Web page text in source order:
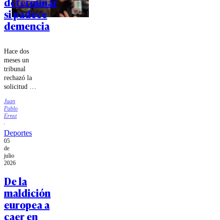
si padece
demencia
Hace dos
meses un
tribunal
rechazó la
solicitud de
de
trasladarlo
clínica
psiquiátrica.
Juan
Pablo
Ernst
Deportes
05
de
julio
2026
De la
maldición
europea a
caer en